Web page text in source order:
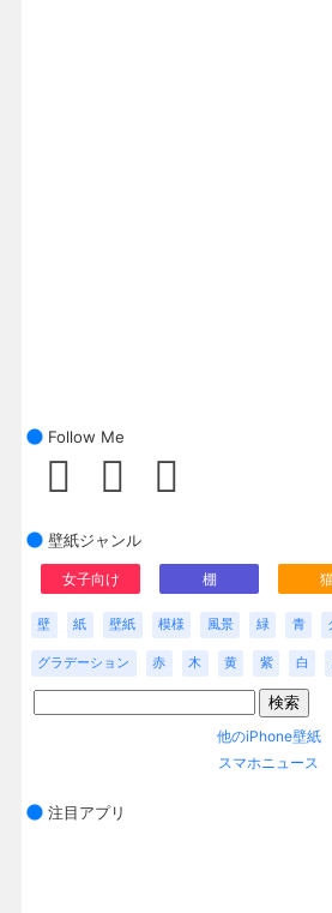
Follow Me
壁紙ジャンル
女子向け 棚
壁 紙 壁紙 模様 風景 緑 青
グラデーション 赤 木 黄 紫 白
他のiPhone壁紙
スマホニュース
注目アプリ